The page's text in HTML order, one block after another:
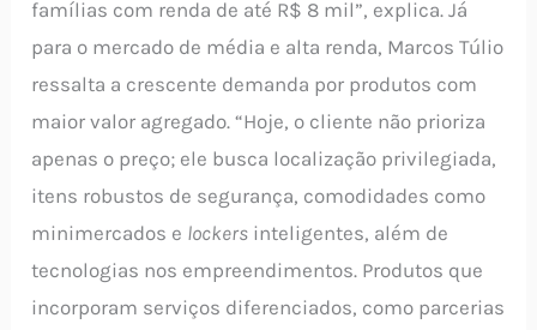
famílias com renda de até R$ 8 mil”, explica. Já
para o mercado de média e alta renda, Marcos Túlio
ressalta a crescente demanda por produtos com
maior valor agregado. “Hoje, o cliente não prioriza
apenas o preço; ele busca localização privilegiada,
itens robustos de segurança, comodidades como
minimercados e lockers inteligentes, além de
tecnologias nos empreendimentos. Produtos que
incorporam serviços diferenciados, como parcerias